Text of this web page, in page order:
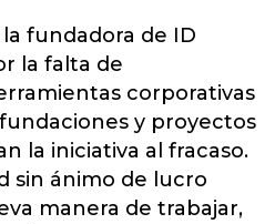
fundadora de ID
la falta de
corporativas
y proyectos
la iniciativa al fracaso.
sin ánimo de lucro
manera de trabajar,